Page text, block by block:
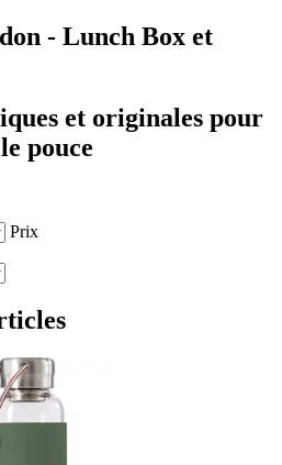
- Lunch Box et
et originales pour
pouce
Prix